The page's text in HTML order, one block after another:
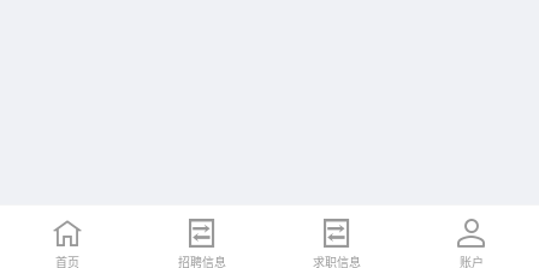
首页 招聘信息 求职信息 账户